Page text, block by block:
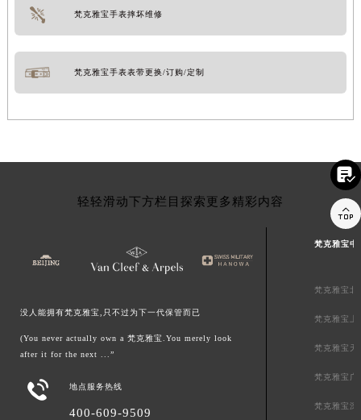
梵克雅宝手表摔坏维修
梵克雅宝手表表带更换/订购/定制
轻轻滑动下方栏目探索更多精彩内容
没人能拥有梵克雅宝,只不过为下一代保管而已
(You never actually own a 梵克雅宝.You merely look
after it for the next ...”
 地点服务热线
400-609-9509
梵克雅宝中
梵克雅宝北
梵克雅宝上
梵克雅宝天
梵克雅宝广
梵克雅宝深

